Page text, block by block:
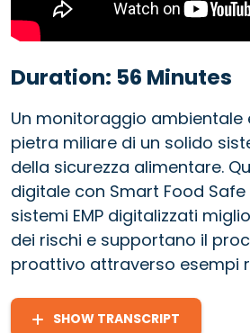
Duration: 56 Minutes
Un monitoraggio ambientale
pietra miliare di un solido
della sicurezza alimentare.
digitale con Smart Food
sistemi EMP digitalizzati
dei rischi e supportano il
proattivo attraverso esempi
SHOW TRANSCRIPT